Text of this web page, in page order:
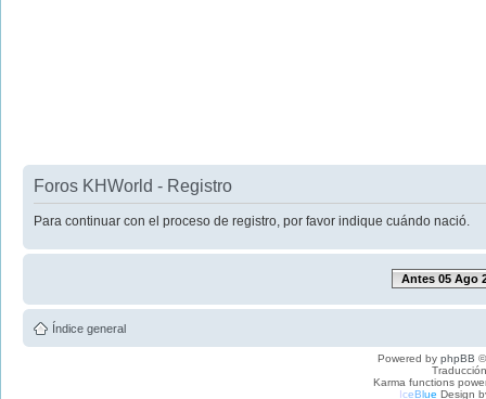
Foros KHWorld - Registro
Para continuar con el proceso de registro, por favor indique cuándo nació.
Antes 05 Ago
Índice general
Powered by phpBB
Karma functions
IceBlue Design